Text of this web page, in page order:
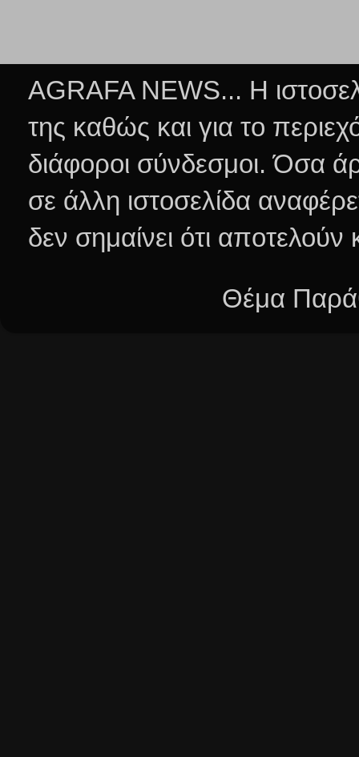
AGRAFA NEWS... Η
της καθώς και για το
διάφοροι σύνδεσμοι.Όσα
σε άλλη ιστοσελίδα
δεν σημαίνει ότι
Θέμα